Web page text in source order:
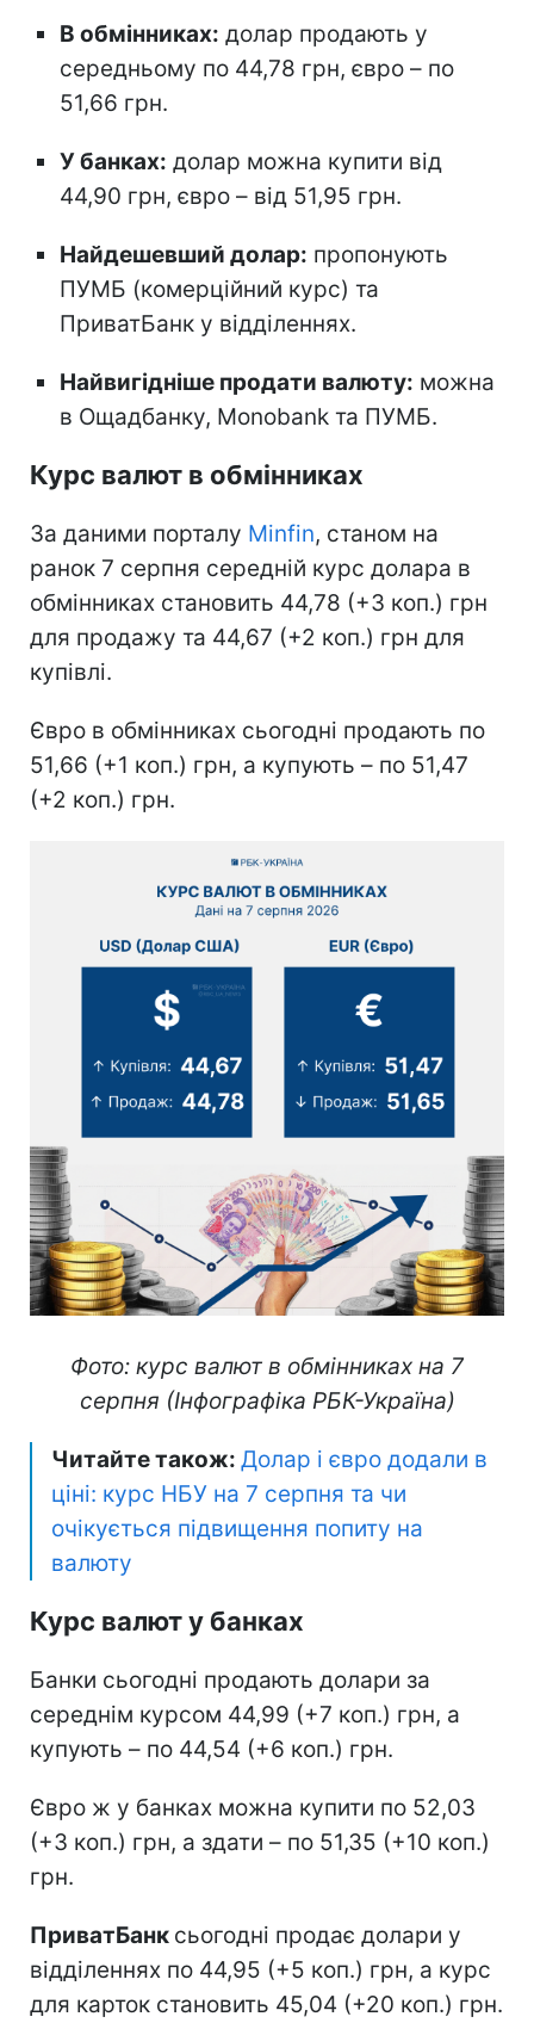
В обмінниках: долар продають у
середньому по 44,78 грн, євро – по
51,66 грн.
У банках: долар можна купити від
44,90 грн, євро – від 51,95 грн.
Найдешевший долар: пропонують
ПУМБ (комерційний курс) та
ПриватБанк у відділеннях.
Найвигідніше продати валюту: можна
в Ощадбанку, Monobank та ПУМБ.
Курс валют в обмінниках
За даними порталу Minfin, станом на
ранок 7 серпня середній курс долара в
обмінниках становить 44,78 (+3 коп.) грн
для продажу та 44,67 (+2 коп.) грн для
купівлі.
Євро в обмінниках сьогодні продають по
51,66 (+1 коп.) грн, а купують – по 51,47
(+2 коп.) грн.
Фото: курс валют в обмінниках на 7
серпня (Інфографіка РБК-Україна)
Читайте також: Долар і євро додали в
ціні: курс НБУ на 7 серпня та чи
очікується підвищення попиту на
валюту
Курс валют у банках
Банки сьогодні продають долари за
середнім курсом 44,99 (+7 коп.) грн, а
купують – по 44,54 (+6 коп.) грн.
Євро ж у банках можна купити по 52,03
(+3 коп.) грн, а здати – по 51,35 (+10 коп.)
грн.
ПриватБанк сьогодні продає долари у
відділеннях по 44,95 (+5 коп.) грн, а курс
для карток становить 45,04 (+20 коп.) грн.